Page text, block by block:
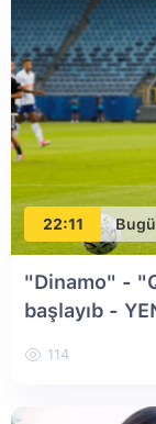
22:11
"Dinamo" -
başlayıb -
114